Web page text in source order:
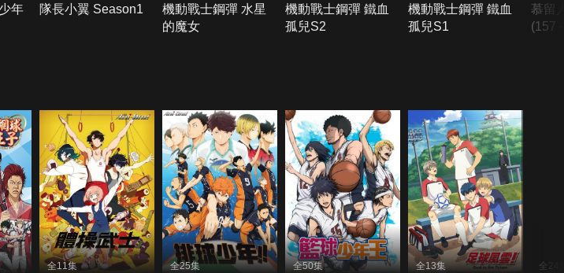
年
隊長小翼 Season1
機動戰士鋼彈 水星
的魔女
機動戰士鋼彈 鐵血
孤兒S2
機動戰士鋼彈 鐵血
孤兒S1
慕留
(157
全11集 全25集 全50集 全13集 全24